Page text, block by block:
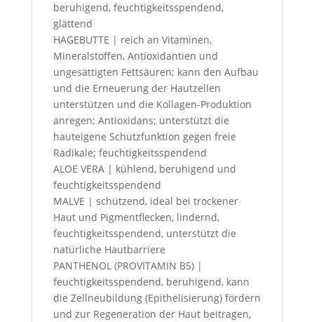
beruhigend, feuchtigkeitsspendend,
glättend
HAGEBUTTE | reich an Vitaminen,
Mineralstoffen, Antioxidantien und
ungesättigten Fettsäuren; kann den Aufbau
und die Erneuerung der Hautzellen
unterstützen und die Kollagen-Produktion
anregen; Antioxidans; unterstützt die
hauteigene Schutzfunktion gegen freie
Radikale; feuchtigkeitsspendend
ALOE VERA | kühlend, beruhigend und
feuchtigkeitsspendend
MALVE | schützend, ideal bei trockener
Haut und Pigmentflecken, lindernd,
feuchtigkeitsspendend, unterstützt die
natürliche Hautbarriere
PANTHENOL (PROVITAMIN B5) |
feuchtigkeitsspendend, beruhigend, kann
die Zellneubildung (Epithelisierung) fördern
und zur Regeneration der Haut beitragen,